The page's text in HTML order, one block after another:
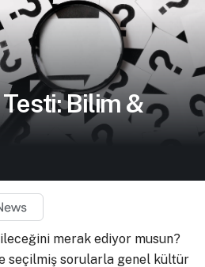
Bilim &
merak ediyor musun?
seçilmiş sorularla genel kültür